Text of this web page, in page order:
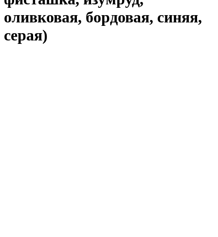
оливковая, бордовая, синяя,
серая)